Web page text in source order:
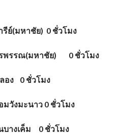
ย์(มหาชัย) 0 ชั่วโมง
พรรณ(มหาชัย) 0 ชั่วโมง
อง 0 ชั่วโมง
วังมะนาว 0 ชั่วโมง
างเค็ม 0 ชั่วโมง